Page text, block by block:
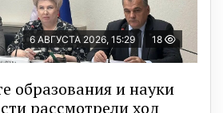
6 АВГУСТА 2026, 15:29 18
образования и науки
рассмотрели ход